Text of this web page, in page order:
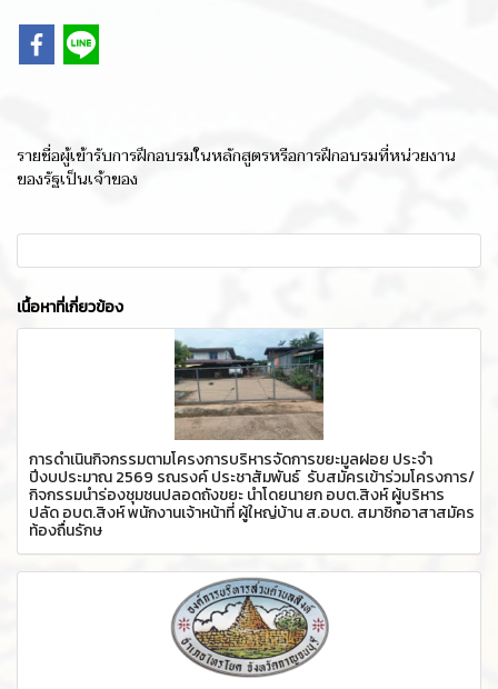
รายชื่อผู้เข้ารับการฝึกอบรมในหลักสูตรหรือการฝึกอบรมที่หน่วยงาน
ของรัฐเป็นเจ้าของ
เนื้อหาที่เกี่ยวข้อง
การดำเนินกิจกรรมตามโครงการบริหารจัดการขยะมูลฝอย ประจำ
ปีงบประมาณ 2569 รณรงค์ ประชาสัมพันธ์ รับสมัครเข้าร่วมโครงการ/
กิจกรรมนำร่องชุมชนปลอดถังขยะ นำโดยนายก อบต.สิงห์ ผู้บริหาร
ปลัด อบต.สิงห์ พนักงานเจ้าหน้าที่ ผู้ใหญ่บ้าน ส.อบต. สมาชิกอาสาสมัคร
ท้องถื่นรักษ